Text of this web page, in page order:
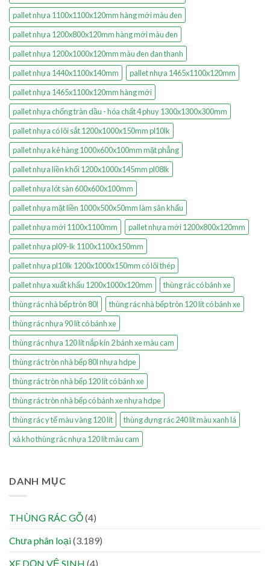
pallet nhựa 1100x1100x120mm hàng mới màu đen
pallet nhựa 1200x800x120mm hàng mới màu đen
pallet nhựa 1200x1000x120mm màu đen đan thanh
pallet nhựa 1440x1100x140mm
pallet nhựa 1465x1100x120mm
pallet nhựa 1465x1100x120mm hàng mới
pallet nhựa chống tràn dầu - hóa chất 4 phuy 1300x1300x300mm
pallet nhựa có lõi sắt 1200x1000x150mm pl10lk
pallet nhựa kê hàng 1000x600x100mm mặt phẳng
pallet nhựa liền khối 1200x1000x145mm pl08lk
pallet nhựa lót sàn 600x600x100mm
pallet nhựa mặt liền 1000x500x50mm làm sân khấu
pallet nhựa mới 1100x1100mm
pallet nhựa mới 1200x800x120mm
pallet nhựa pl09-lk 1100x1100x150mm
pallet nhựa pl10lk 1200x1000x150mm có lõi thép
pallet nhựa xuất khẩu 1200x1000x120mm
thùng rác có bánh xe
thùng rác nhà bếp tròn 80l
thùng rác nhà bếp tròn 120 lít có bánh xe
thùng rác nhựa 90 lít có bánh xe
thùng rác nhựa 120 lít nắp kín 2 bánh xe màu cam
thùng rác tròn nhà bếp 80l nhựa hdpe
thùng rác tròn nhà bếp 120 lít có bánh xe
thùng rác tròn nhà bếp có bánh xe nhựa hdpe
thùng rác y tế màu vàng 120 lít
thùng đựng rác 240 lít màu xanh lá
xả kho thùng rác nhựa 120 lít màu cam
DANH MỤC
THÙNG RÁC GỖ(4)
Chưa phân loại(3.189)
XE DỌN VỆ SINH (4)